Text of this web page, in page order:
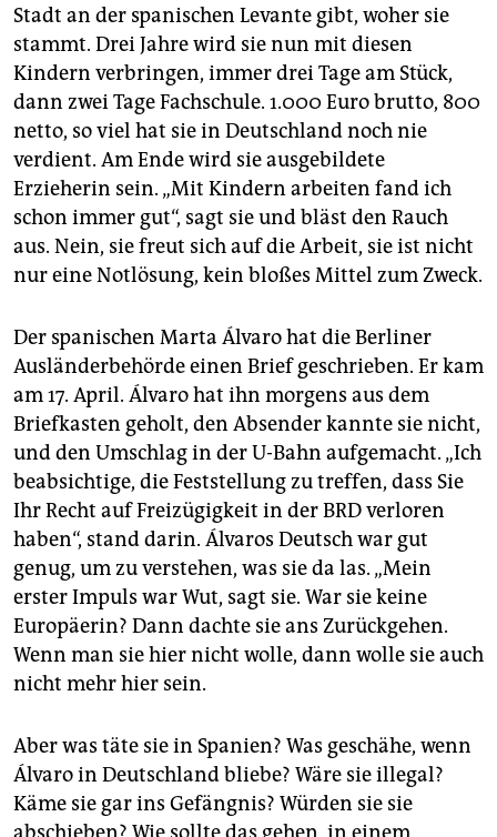
Stadt an der spanischen Levante gibt, woher sie
stammt. Drei Jahre wird sie nun mit diesen
Kindern verbringen, immer drei Tage am Stück,
dann zwei Tage Fachschule. 1.000 Euro brutto, 800
netto, so viel hat sie in Deutschland noch nie
verdient. Am Ende wird sie ausgebildete
Erzieherin sein. „Mit Kindern arbeiten fand ich
schon immer gut“, sagt sie und bläst den Rauch
aus. Nein, sie freut sich auf die Arbeit, sie ist nicht
nur eine Notlösung, kein bloßes Mittel zum Zweck.
Der spanischen Marta Álvaro hat die Berliner
Ausländerbehörde einen Brief geschrieben. Er kam
am 17. April. Álvaro hat ihn morgens aus dem
Briefkasten geholt, den Absender kannte sie nicht,
und den Umschlag in der U-Bahn aufgemacht. „Ich
beabsichtige, die Feststellung zu treffen, dass Sie
Ihr Recht auf Freizügigkeit in der BRD verloren
haben“, stand darin. Álvaros Deutsch war gut
genug, um zu verstehen, was sie da las. „Mein
erster Impuls war Wut, sagt sie. War sie keine
Europäerin? Dann dachte sie ans Zurückgehen.
Wenn man sie hier nicht wolle, dann wolle sie auch
nicht mehr hier sein.
Aber was täte sie in Spanien? Was geschähe, wenn
Álvaro in Deutschland bliebe? Wäre sie illegal?
Käme sie gar ins Gefängnis? Würden sie sie